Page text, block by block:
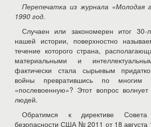
Перепечатка из журнала «Молодая
1990 год.
Случаен или закономерен итог 30-
нашей истории, поверхностно
течение которого страна,
материальными и
фактически стала сырьевым
войны превратившись по многим
«послевоенную»? Этот вопрос
людей.
Обратимся к директиве Совета
безопасности США № 2011 от 18 августа